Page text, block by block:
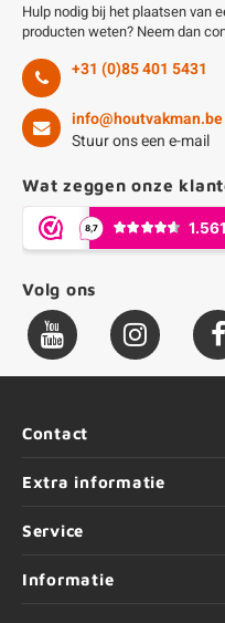
Hulp nodig bij het plaatsen van
producten weten? Neem dan
+31 (0)85 401 5431
info@houtvakman.be
Stuur ons een e-mail
Wat zeggen onze
Volg ons
Contact
Extra informatie
Service
Informatie